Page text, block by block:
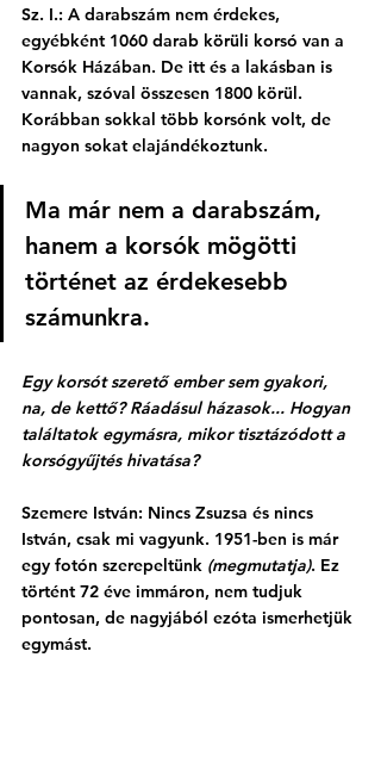
Sz. I.: A darabszám nem érdekes,
egyébként 1060 darab körüli korsó van a
Korsók Házában. De itt és a lakásban is
vannak, szóval összesen 1800 körül.
Korábban sokkal több korsónk volt, de
nagyon sokat elajándékoztunk.
Ma már nem a darabszám,
hanem a korsók mögötti
történet az érdekesebb
számunkra.
Egy korsót szerető ember sem gyakori,
na, de kettő? Ráadásul házasok... Hogyan
találtatok egymásra, mikor tisztázódott a
korsógyűjtés hivatása?
Szemere István: Nincs Zsuzsa és nincs
István, csak mi vagyunk. 1951-ben is már
egy fotón szerepeltünk (megmutatja). Ez
történt 72 éve immáron, nem tudjuk
pontosan, de nagyjából ezóta ismerhetjük
egymást.